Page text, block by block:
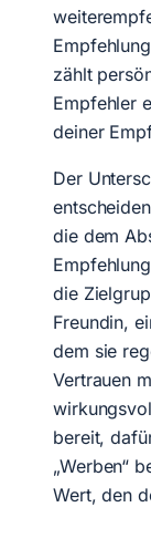
zählt
Empfehler
deiner
Der
die dem
die
Freundin,
dem sie
Vertrauen
bereit,
„Werben“
Wert, den